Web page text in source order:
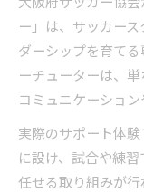
ー」は、サッカー
ダーシップを育て
ーチューターは、
コミュニケーショ
実際のサポート体
に設け、試合や練
任せる取り組みが